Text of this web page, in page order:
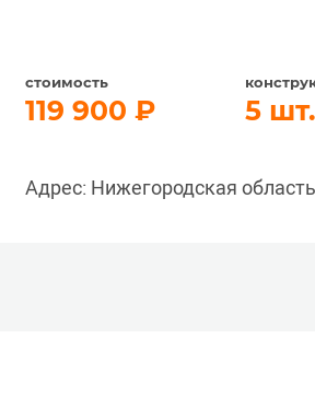
стоимость
119 900 5
Адрес: Нижегородская область